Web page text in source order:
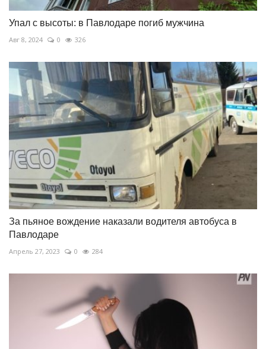
Упал с высоты: в Павлодаре погиб мужчина
Авг 8, 2024 0 326
За пьяное вождение наказали водителя автобуса в
Павлодаре
Апрель 27, 2023 0 284